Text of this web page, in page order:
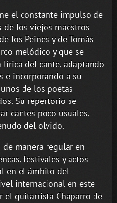
el constante impulso de
de los viejos maestros
los Peines y de Tomás
melódico y que se
lírica del cante, adaptando
e incorporando a su
de los poetas
Su repertorio se
cantes poco usuales,
del olvido.
manera regular en
festivales y actos
en el ámbito del
internacional en este
el guitarrista Chaparro de